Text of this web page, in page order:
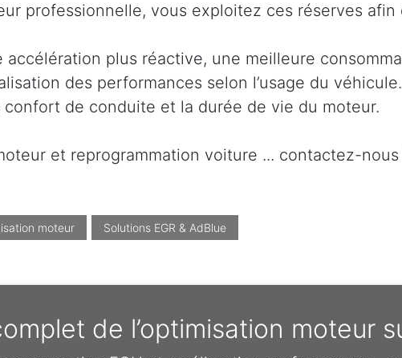
professionnelle, vous exploitez ces réserves
accélération plus réactive, une meilleure
des performances selon l’usage du
de conduite et la durée de vie du moteur.
et reprogrammation voiture ... contactez-nous
moteur Solutions EGR & AdBlue
de l’optimisation moteur